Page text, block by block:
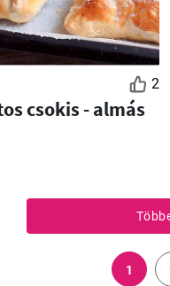
2
csokis - almás
1